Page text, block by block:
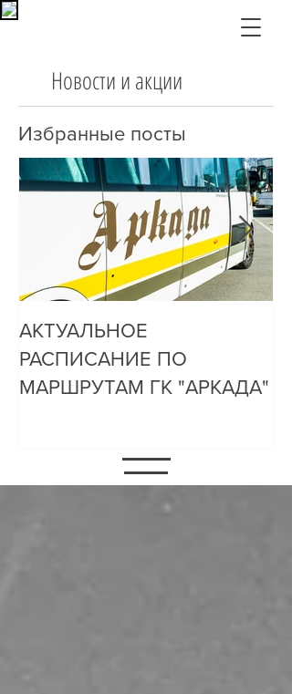
Новости и акции
Избранные посты
АКТУАЛЬНОЕ
РАСПИСАНИЕ ПО
МАРШРУТАМ ГК "АРКАДА"